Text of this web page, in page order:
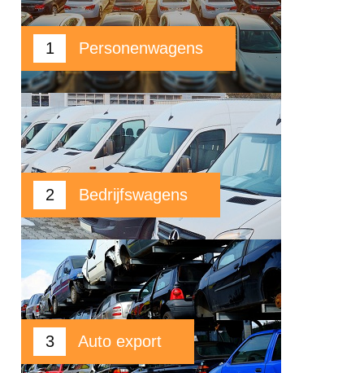
1 Personenwagens
2 Bedrijfswagens
3 Auto export